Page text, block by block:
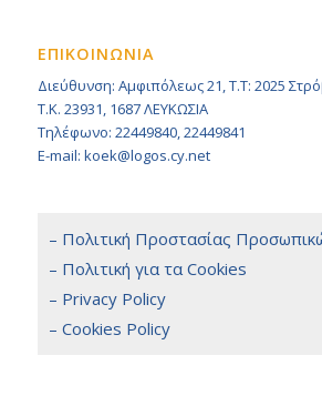
ΕΠΙΚΟΙΝΩΝΙΑ
Διεύθυνση: Αμφιπόλεως 21, Τ.Τ: 2025
Τ.Κ. 23931, 1687 ΛΕΥΚΩΣΙΑ
Τηλέφωνο: 22449840, 22449841
E-mail: koek@logos.cy.net
– Πολιτική Προστασίας
– Πολιτική για τα Cookies
– Privacy Policy
– Cookies Policy